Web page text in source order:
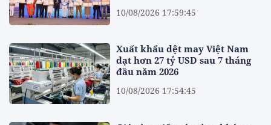
10/08/2026 17:59:45
Xuất khẩu dệt may Việt Nam
đạt hơn 27 tỷ USD sau 7 tháng
đầu năm 2026
10/08/2026 17:54:45